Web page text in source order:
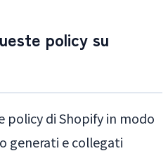
policy su
policy di Shopify in modo
generati e collegati